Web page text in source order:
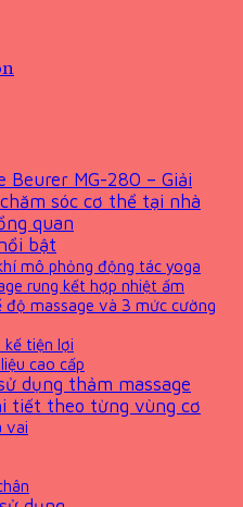
Beurer MG-280 – Giải
sóc cơ thể tại nhà
quan
bật
mô phỏng động tác yoga
rung kết hợp nhiệt ấm
độ massage và 3 mức cường
kế tiện lợi
cao cấp
dụng thảm massage
tiết theo từng vùng cơ
vai